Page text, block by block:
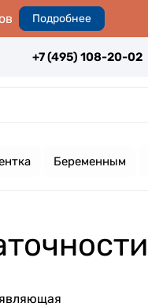
Подробнее
+7 (495) 108-20-02
Беременным